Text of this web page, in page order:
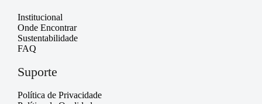
Institucional
Onde Encontrar
Sustentabilidade
FAQ
Suporte
Política de Privacidade